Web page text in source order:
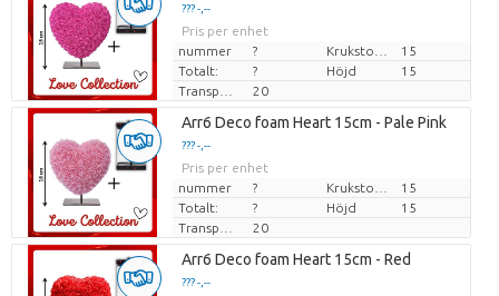
??? -,--
Pris per enhet
nummer
?
15
Totalt:
? Höjd
15
20
Arr6 Deco foam Heart 15cm - Pale Pink
??? -,--
Pris per enhet
nummer
?
15
Totalt:
? Höjd
15
20
Arr6 Deco foam Heart 15cm - Red
??? -,--